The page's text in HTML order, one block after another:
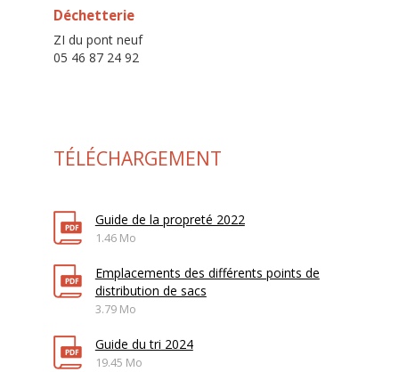
Déchetterie
ZI du pont neuf
05 46 87 24 92
TÉLÉCHARGEMENT
Guide de la propreté 2022
1.46 Mo
Emplacements des différents points de
distribution de sacs
3.79 Mo
Guide du tri 2024
19.45 Mo